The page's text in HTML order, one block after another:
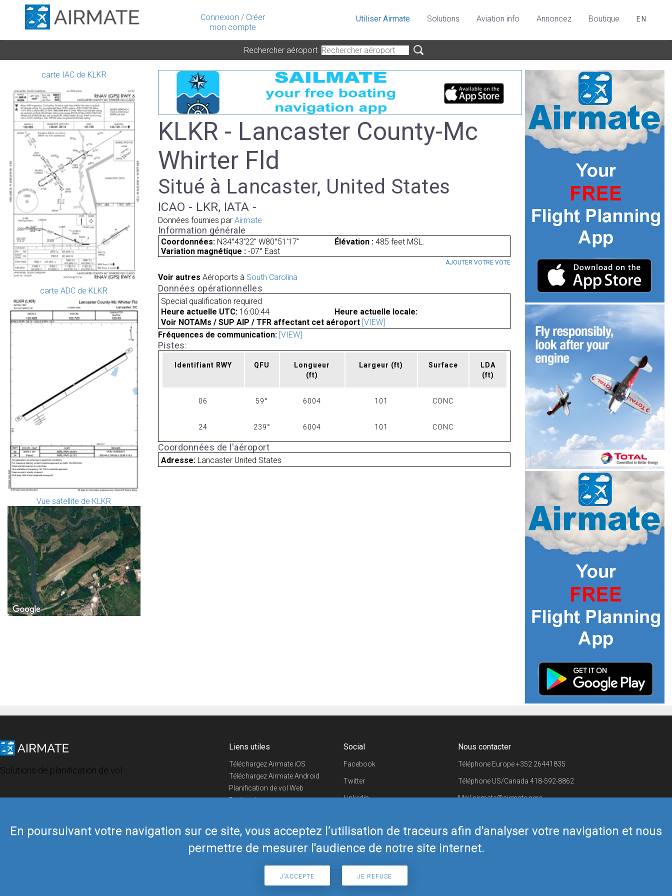
Connexion / Créer
mon compte
En poursuivant votre navigation sur ce site, vous acceptez l’utilisation de traceurs afin d'analyser votre navigation et nous
permettre de mesurer l'audience de notre site internet.
J'ACCEPTE JE REFUSE
Utiliser Airmate Solutions Aviation info Annoncez Boutique EN
Rechercher aéroport
carte IAC de KLKR
carte ADC de KLKR
Vue satellite de KLKR
KLKR - Lancaster County-Mc
Whirter Fld
Situé à Lancaster, United States
ICAO - LKR, IATA -
Données fournies par Airmate
Information générale
Coordonnées: N34°43'22" W80°51'17" Élévation :485 feet MSL.
Variation magnétique : -07° East
AJOUTER VOTRE VOTE
Voir autres Aéroports à South Carolina
Données opérationnelles
Special qualification required
Heure actuelle UTC: 16:00:44
Heure actuelle locale:
Voir NOTAMs / SUP AIP / TFR affectant cet aéroport [VIEW]
Fréquences de communication: [VIEW]
Pistes:
Identifiant RWY QFU
Longueur
(ft)
Largeur (ft) Surface
LDA
(ft)
06 59° 6004 101 CONC
24 239° 6004 101 CONC
Coordonnées de l'aéroport
Adresse: Lancaster United States
Solutions de planification de vol
Liens utiles
Téléchargez Airmate iOS
Téléchargez Airmate Android
Planification de vol Web
Recherche
Boutique Airmate
Social
Facebook
Twitter
Linkedin
Telegram
Nous contacter
Téléphone Europe+352 26441835
Téléphone US/Canada 418-592-8862
Mailairmate@airmate.aero